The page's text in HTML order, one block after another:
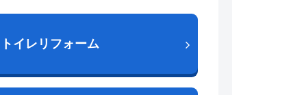
トイレリフォーム